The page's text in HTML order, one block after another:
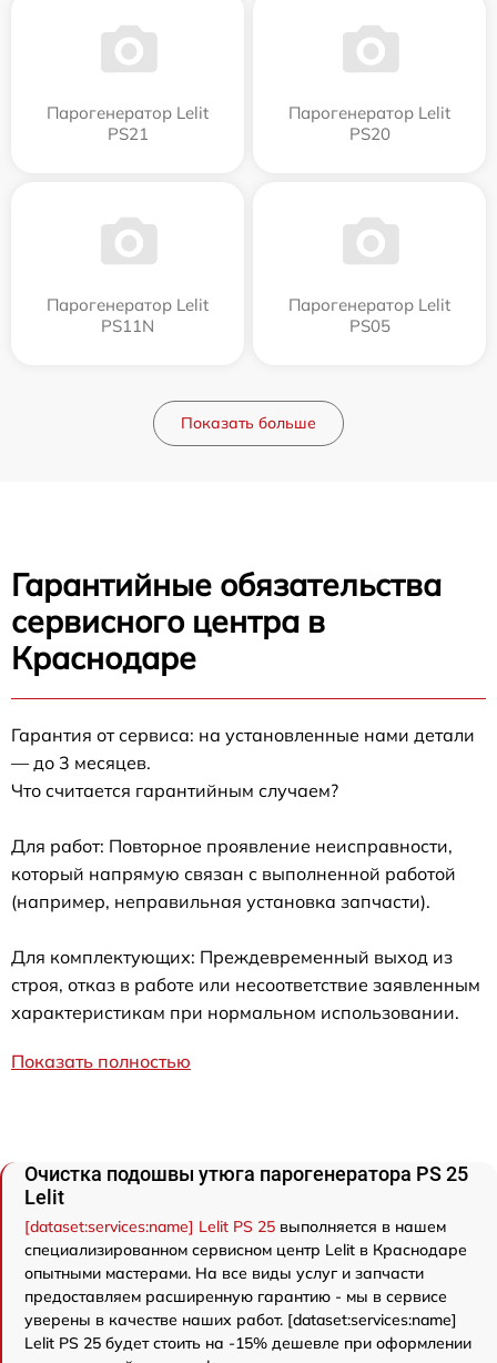
Парогенератор Lelit
PS21
Парогенератор Lelit
PS20
Парогенератор Lelit
PS11N
Парогенератор Lelit
PS05
Показать больше
Гарантийные обязательства
сервисного центра в
Краснодаре
Гарантия от сервиса: на установленные нами детали
— до 3 месяцев.
Что считается гарантийным случаем?
Для работ: Повторное проявление неисправности,
который напрямую связан с выполненной работой
(например, неправильная установка запчасти).
Для комплектующих: Преждевременный выход из
строя, отказ в работе или несоответствие заявленным
характеристикам при нормальном использовании.
Показать полностью
Очистка подошвы утюга парогенератора PS 25
Lelit
[dataset:services:name] Lelit PS 25 выполняется в нашем
специализированном сервисном центр Lelit в Краснодаре
опытными мастерами. На все виды услуг и запчасти
предоставляем расширенную гарантию - мы в сервисе
уверены в качестве наших работ. [dataset:services:name]
Lelit PS 25 будет стоить на -15% дешевле при оформлении